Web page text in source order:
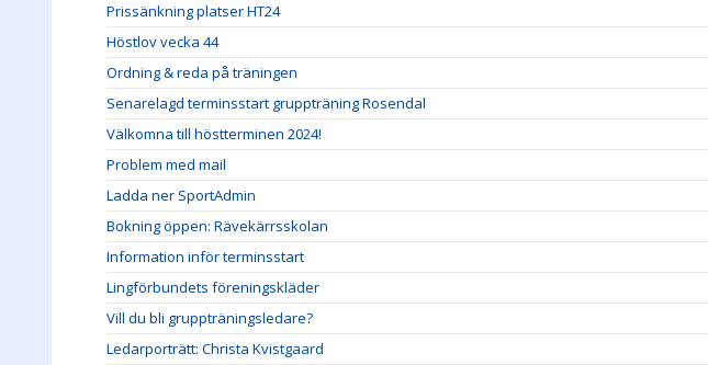
Prissänkning platser HT24
Höstlov vecka 44
Ordning & reda på träningen
Senarelagd terminsstart gruppträning Rosendal
Välkomna till höstterminen 2024!
Problem med mail
Ladda ner SportAdmin
Bokning öppen: Rävekärrsskolan
Information inför terminsstart
Lingförbundets föreningskläder
Vill du bli gruppträningsledare?
Ledarporträtt: Christa Kvistgaard